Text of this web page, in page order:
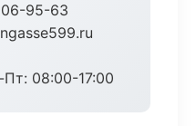
95-63
08:00-17:00